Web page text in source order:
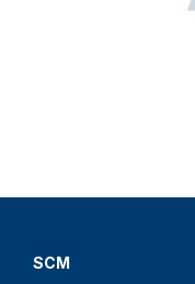
SCM